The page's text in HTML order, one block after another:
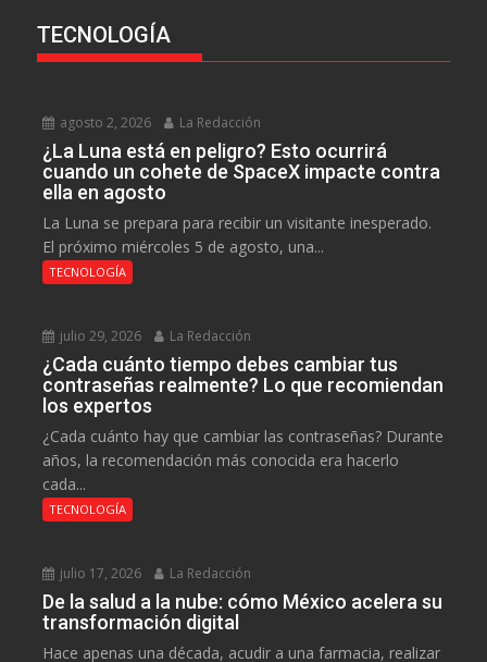
TECNOLOGÍA
agosto 2, 2026 La Redacción
¿La Luna está en peligro? Esto ocurrirá
cuando un cohete de SpaceX impacte contra
ella en agosto
La Luna se prepara para recibir un visitante inesperado.
El próximo miércoles 5 de agosto, una...
TECNOLOGÍA
julio 29, 2026 La Redacción
¿Cada cuánto tiempo debes cambiar tus
contraseñas realmente? Lo que recomiendan
los expertos
¿Cada cuánto hay que cambiar las contraseñas? Durante
años, la recomendación más conocida era hacerlo
cada...
TECNOLOGÍA
julio 17, 2026 La Redacción
De la salud a la nube: cómo México acelera su
transformación digital
Hace apenas una década, acudir a una farmacia, realizar